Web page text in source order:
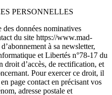
PERSONNELLES
données nominatives
du site https://www.mad-
à sa newsletter,
et Libertés n°78-17 du
droit d’accès, de rectification, et
Pour exercer ce droit, il
page contact en précisant vos
adresse postale et